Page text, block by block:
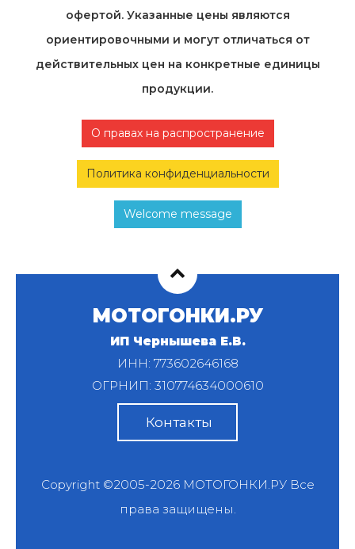
офертой. Указанные цены являются
ориентировочными и могут отличаться от
действительных цен на конкретные единицы
продукции.
О правах на распространение
Политика конфиденциальности
Welcome message
МОТОГОНКИ.РУ
ИП Чернышева Е.В.
ИНН: 773602646168
ОГРНИП: 310774634000610
Контакты
Copyright ©2005-2026 МОТОГОНКИ.РУВсе
права защищены.